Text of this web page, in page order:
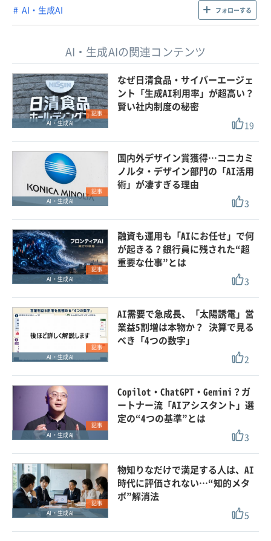
AI・生成AI フォローする
AI・生成AIの関連コンテンツ
記事
AI・生成AI
なぜ日清食品・サイバーエージェ
ント「生成AI利用率」が超高い？
賢い社内制度の秘密
19
記事
AI・生成AI
国内外デザイン賞獲得…コニカミ
ノルタ・デザイン部門の「AI活用
術」が凄すぎる理由
3
記事
AI・生成AI
融資も運用も「AIにお任せ」で何
が起きる？銀行員に残された“超
重要な仕事”とは
3
記事
AI・生成AI
AI需要で急成長、「太陽誘電」営
業益5割増は本物か？ 決算で見る
べき「4つの数字」
2
記事
AI・生成AI
Copilot・ChatGPT・Gemini？ガ
ートナー流「AIアシスタント」選
定の“4つの基準”とは
3
記事
AI・生成AI
物知りなだけで満足する人は、AI
時代に評価されない…“知的メタ
ボ”解消法
5